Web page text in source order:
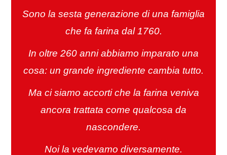
Sono la sesta generazione di una famiglia
che fa farina dal 1760.
In oltre 260 anni abbiamo imparato una
cosa: un grande ingrediente cambia tutto.
Ma ci siamo accorti che la farina veniva
ancora trattata come qualcosa da
nascondere.
Noi la vedevamo diversamente.